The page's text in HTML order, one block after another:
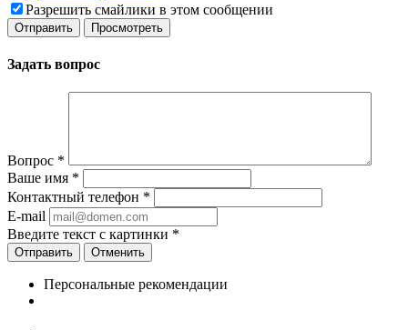
Разрешить смайлики в этом сообщении
Задать вопрос
Вопрос *
Ваше имя *
Контактный телефон *
E-mail
Введите текст с картинки *
Отменить
Персональные рекомендации